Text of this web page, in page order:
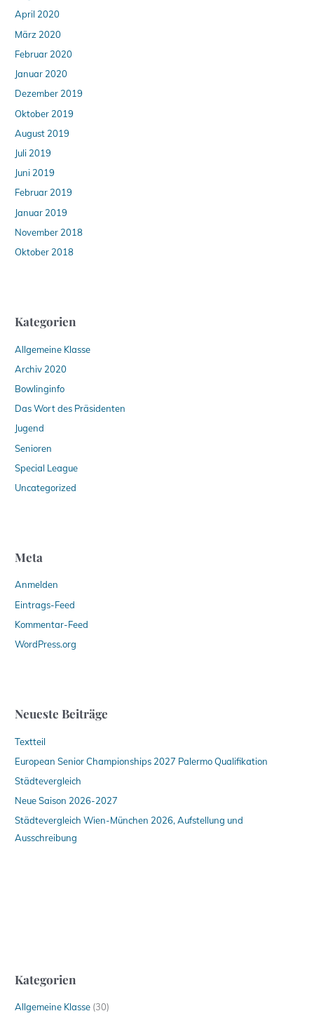
April 2020
März 2020
Februar 2020
Januar 2020
Dezember 2019
Oktober 2019
August 2019
Juli 2019
Juni 2019
Februar 2019
Januar 2019
November 2018
Oktober 2018
Kategorien
Allgemeine Klasse
Archiv 2020
Bowlinginfo
Das Wort des Präsidenten
Jugend
Senioren
Special League
Uncategorized
Meta
Anmelden
Eintrags-Feed
Kommentar-Feed
WordPress.org
Neueste Beiträge
Textteil
European Senior Championships 2027 Palermo Qualifikation
Städtevergleich
Neue Saison 2026-2027
Städtevergleich Wien-München 2026, Aufstellung und
Ausschreibung
Kategorien
Allgemeine Klasse (30)